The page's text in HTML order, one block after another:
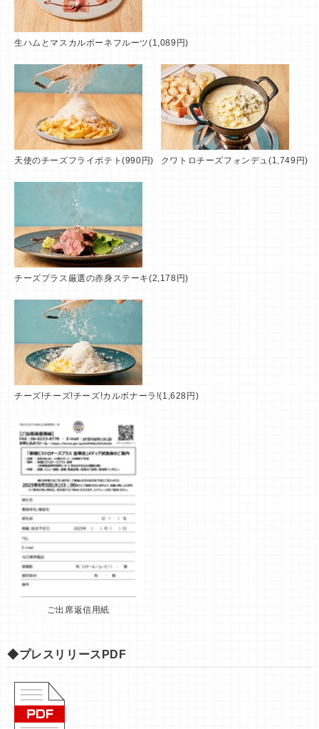
生ハムとマスカルポーネフルーツ(1,089円)
天使のチーズフライポテト(990円) クワトロチーズフォンデュ(1,749円)
チーズプラス厳選の赤身ステーキ(2,178円)
チーズ!チーズ!チーズ!カルボナーラ!(1,628円)
ご出席返信用紙
◆プレスリリースPDF